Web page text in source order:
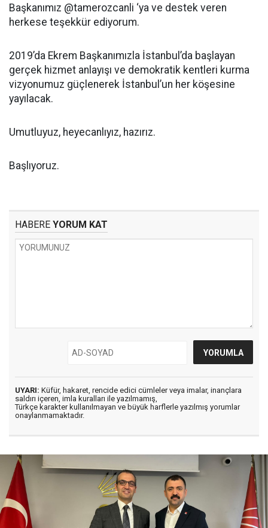
Başkanımız @tamerozcanli ‘ya ve destek veren
herkese teşekkür ediyorum.
2019’da Ekrem Başkanımızla İstanbul’da başlayan
gerçek hizmet anlayışı ve demokratik kentleri kurma
vizyonumuz güçlenerek İstanbul’un her köşesine
yayılacak.
Umutluyuz, heyecanlıyız, hazırız.
Başlıyoruz.
HABERE YORUM KAT
UYARI: Küfür, hakaret, rencide edici cümleler veya imalar, inançlara
saldırı içeren, imla kuralları ile yazılmamış,
Türkçe karakter kullanılmayan ve büyük harflerle yazılmış yorumlar
onaylanmamaktadır.